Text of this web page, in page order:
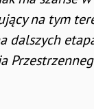
na tym
dalszych